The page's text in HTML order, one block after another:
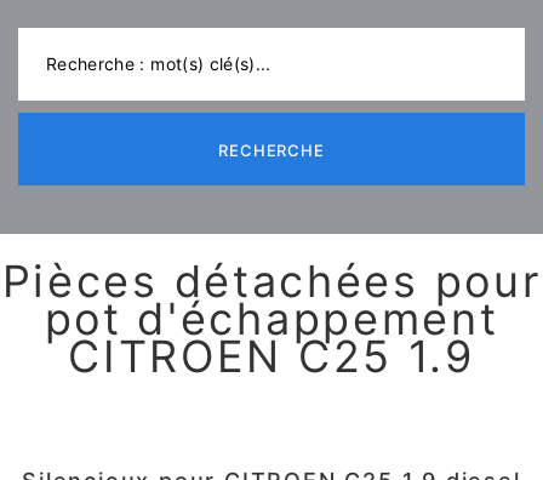
RECHERCHE
Pièces détachées pour
pot d'échappement
CITROEN C25 1.9